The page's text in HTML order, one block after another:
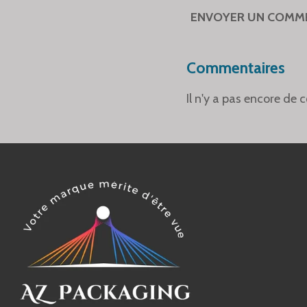
ENVOYER UN
Commentaires
Il n'y a pas encore de